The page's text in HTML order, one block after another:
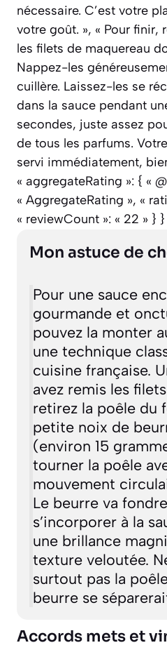
nécessaire. C’est votre
votre goût. », « Pour
les filets de maquereau
Nappez-les
cuillère. Laissez-les se
dans la sauce pendant
secondes, juste assez
de tous les parfums.
servi immédiatement,
« aggregateRating »: { «
« AggregateRating », «
« reviewCount »: « 22 » } }
Mon astuce de
Pour une sauce
gourmande et
pouvez lamonter
une technique
cuisine française.
avez remis les filets
petite noix de